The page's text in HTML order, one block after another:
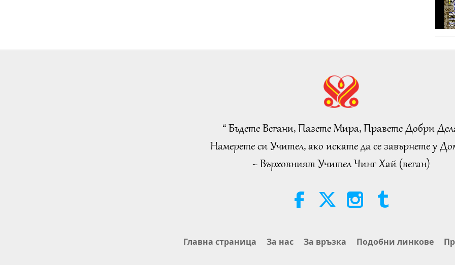
“ Бъдете Вегани, Пазете Мира, Правете Добри
Намерете си Учител, ако искате да се завърнете у
~ Върховният Учител Чинг Хай (веган)
Главна страница За нас За връзка Подобни линкове